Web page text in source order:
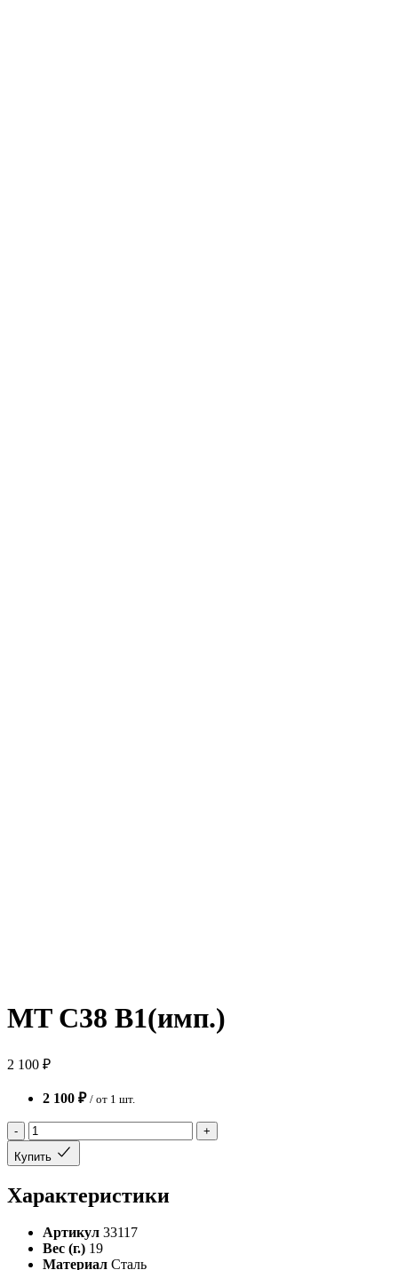
MT C38 B1(имп.)
2 100 ₽
2 100 ₽ / от 1 шт.
-
+
Купить
Характеристики
Артикул 33117
Вес (г.) 19
Материал Сталь